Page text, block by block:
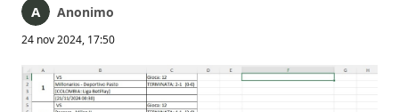
Anonimo
24 nov 2024, 17:50